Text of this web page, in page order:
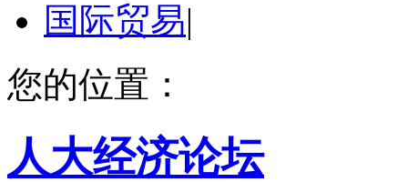
国际贸易|
您的位置：
人大经济论坛